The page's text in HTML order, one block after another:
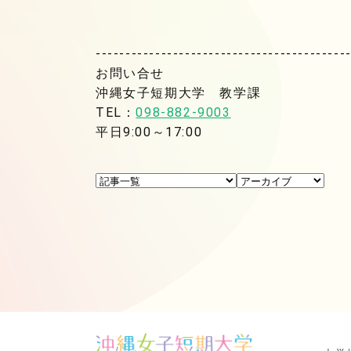
お問い合せ
沖縄女子短期大学 教学課
TEL：098-882-9003
平日9:00～17:00